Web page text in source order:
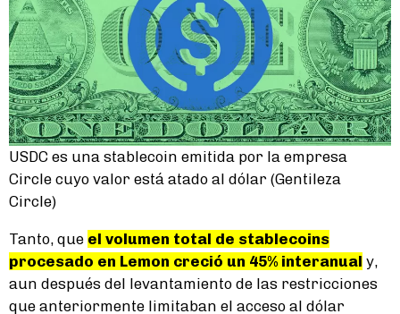
USDC es una stablecoin emitida por la empresa
Circle cuyo valor está atado al dólar (Gentileza
Circle)
Tanto, que el volumen total de stablecoins
procesado en Lemon creció un 45% interanual y,
aun después del levantamiento de las restricciones
que anteriormente limitaban el acceso al dólar